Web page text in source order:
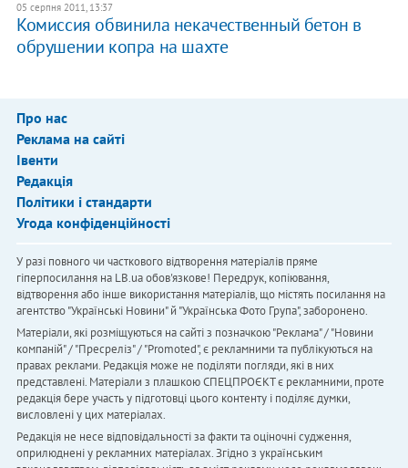
05 серпня 2011, 13:37
Комиссия обвинила некачественный бетон в
обрушении копра на шахте
Про нас
Реклама на сайті
Івенти
Редакція
Політики і стандарти
Угода конфіденційності
У разі повного чи часткового відтворення матеріалів пряме
гіперпосилання на LB.ua обов'язкове! Передрук, копіювання,
відтворення або інше використання матеріалів, що містять посилання на
агентство "Українськi Новини" й "Українська Фото Група", заборонено.
Матеріали, які розміщуються на сайті з позначкою "Реклама" / "Новини
компаній" / "Пресреліз" / "Promoted", є рекламними та публікуються на
правах реклами. Редакція може не поділяти погляди, які в них
представлені. Матеріали з плашкою СПЕЦПРОЄКТ є рекламними, проте
редакція бере участь у підготовці цього контенту і поділяє думки,
висловлені у цих матеріалах.
Редакція не несе відповідальності за факти та оціночні судження,
оприлюднені у рекламних матеріалах. Згідно з українським